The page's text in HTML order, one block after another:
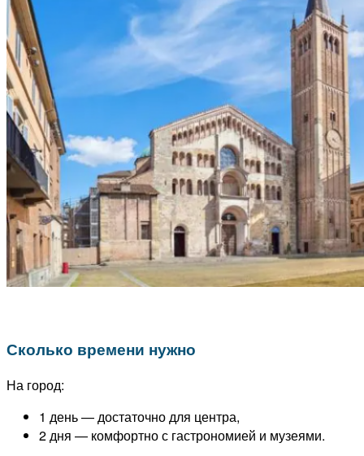
Сколько времени нужно
На город:
1 день — достаточно для центра,
2 дня — комфортно с гастрономией и музеями.